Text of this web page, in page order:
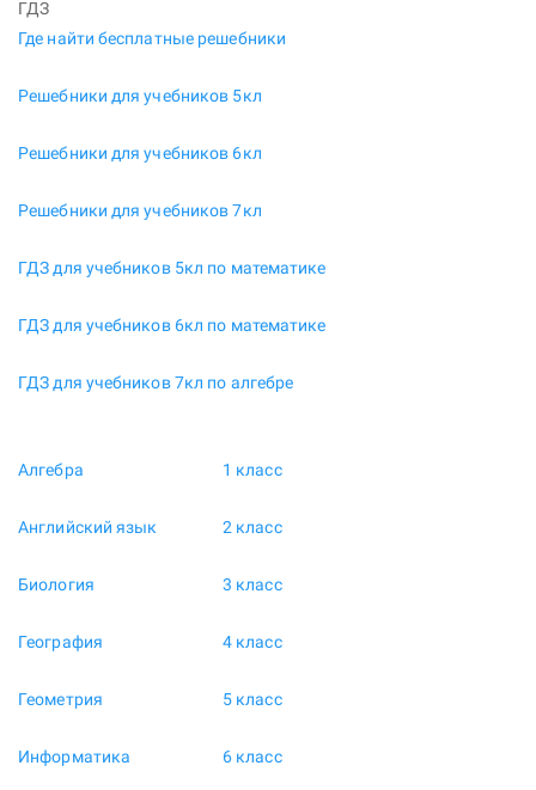
ГДЗ
Где найти бесплатные решебники
Решебники для учебников 5кл
Решебники для учебников 6кл
Решебники для учебников 7кл
ГДЗ для учебников 5кл по математике
ГДЗ для учебников 6кл по математике
ГДЗ для учебников 7кл по алгебре
Алгебра
Английский язык
Биология
География
Геометрия
Информатика
1 класс
2 класс
3 класс
4 класс
5 класс
6 класс